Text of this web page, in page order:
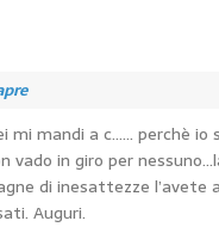
mi mandi a c…… perchè io
vado in giro per
di inesattezze l’avete
Auguri.